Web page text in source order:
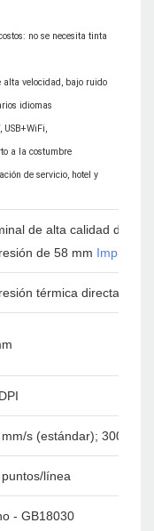
no se necesita tinta
velocidad, bajo ruido
idiomas
USB+WiFi,
a la costumbre
de servicio, hotel y
de alta calidad de 80
de 58 mm
térmica directa
s (estándar); 300 mm/
línea
- GB18030